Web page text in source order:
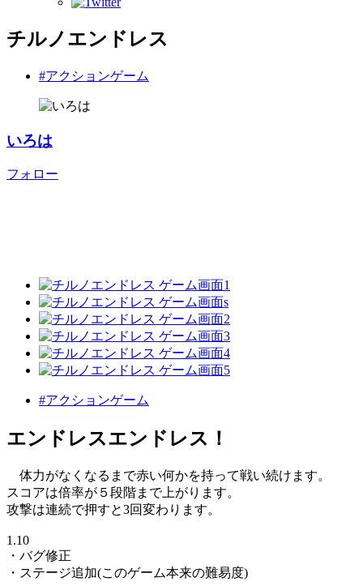
チルノエンドレス
#アクションゲーム
いろは
フォロー
#アクションゲーム
エンドレスエンドレス！
体力がなくなるまで赤い何かを持って戦い続けます。
スコアは倍率が５段階まで上がります。
攻撃は連続で押すと3回変わります。
1.10
・バグ修正
・ステージ追加(このゲーム本来の難易度)